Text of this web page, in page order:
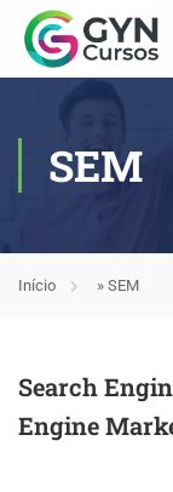
SEM
Início » SEM
Search
Engine